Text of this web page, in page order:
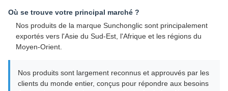
Où se trouve votre principal marché ?
Nos produits de la marque Sunchonglic sont principalement
exportés vers l'Asie du Sud-Est, l'Afrique et les régions du
Moyen-Orient.
Nos produits sont largement reconnus et approuvés par les
clients du monde entier, conçus pour répondre aux besoins